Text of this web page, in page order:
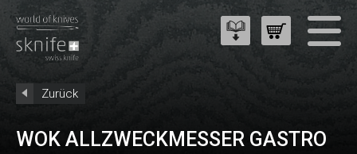
Zurück
WOK ALLZWECKMESSER GASTRO